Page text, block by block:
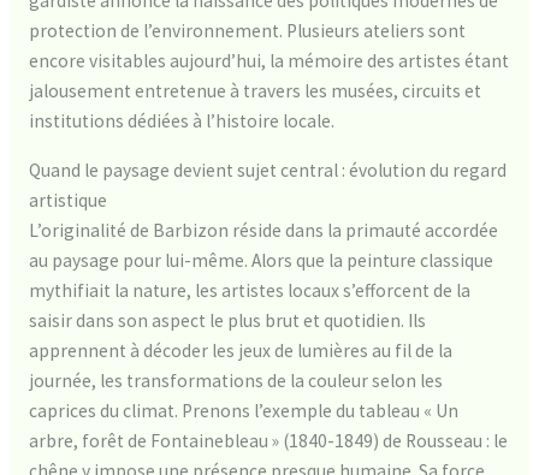
protection de l’environnement. Plusieurs ateliers sont
encore visitables aujourd’hui, la mémoire des artistes étant
jalousement entretenue à travers les musées, circuits et
institutions dédiées à l’histoire locale.
Quand le paysage devient sujet central : évolution du regard
artistique
L’originalité de Barbizon réside dans la primauté accordée
au paysage pour lui-même. Alors que la peinture classique
mythifiait la nature, les artistes locaux s’efforcent de la
saisir dans son aspect le plus brut et quotidien. Ils
apprennent à décoder les jeux de lumières au fil de la
journée, les transformations de la couleur selon les
caprices du climat. Prenons l’exemple du tableau « Un
arbre, forêt de Fontainebleau » (1840-1849) de Rousseau : le
chêne y impose une présence presque humaine. Sa force,